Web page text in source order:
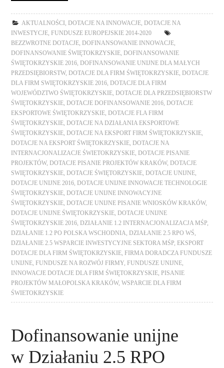
AKTUALNOŚCI ,DOTACJE NA INNOWACJE,DOTACJE NA
INWESTYCJE, FUNDUSZE EUROPEJSKIE 2014-2020
BEZZWROTNE DOTACJE,DOFINANSOWANIE INNOWACJE,
DOFINANSOWANIE ŚWIĘTOKRZYSKIE,DOFINANSOWANIE
ŚWIĘTOKRZYSKIE 2016,DOFINANSOWANIE UNIJNE DLA MAŁYCH
PRZEDSIĘBIORSTW,DOTACJE DLA FIRM ŚWIĘTOKRZYSKIE,DOTACJE
DLA FIRM SWIĘTOKRZYSKIE 2016,DOTACJE DLA FIRM
WOJEWÓDZTWO ŚWIĘTOKRZYSKIE,DOTACJE DLA PRZEDSIĘBIORSTW
ŚWIĘTOKRZYSKIE,DOTACJE DOFINANSOWANIE 2016,DOTACJE
EKSPORTOWE ŚWIĘTOKRZYSKIE,DOTACJE FLA FIRM
ŚWIĘTOKRZYSKIE,DOTACJE NA DZIAŁANIA EKSPORTOWE
ŚWIĘTOKRZYSKIE,DOTACJE NA EKSPORT FIRM ŚWIĘTOKRZYSKIE,
DOTACJE NA EKSPORT ŚWIĘTOKRZYSKIE,DOTACJE NA
INTERNACJONALIZACJE ŚWIETOKRZYSKIE,DOTACJE PISANIE
PROJEKTÓW,DOTACJE PISANIE PROJEKTÓW KRAKÓW,DOTACJE
SWIĘTOKRZYSKIE,DOTACJE ŚWIĘTORZYSKIE,DOTACJE UNIJNE,
DOTACJE UNIJNE 2016,DOTACJE UNIJNE INNOWACJE TECHNOLOGIE
ŚWIĘTOKRZYSKIE,DOTACJE UNIJNE INNOWACYJNE
ŚWIĘTOKRZYSKIE,DOTACJE UNIJNE PISANIE WNIOSKÓW KRAKÓW,
DOTACJE UNIJNE ŚWIĘTOKRZYSKIE,DOTACJE UNIJNE
ŚWIĘTOKRZYSKIE 2016,DZIAŁANIE 1.2 INTERNACJONALIZACJA MŚP,
DZIAŁANIE 1.2 PO POLSKA WSCHODNIA,DZIAŁANIE 2.5 RPO WŚ,
DZIAŁANIE 2.5 WSPARCIE INWESTYCYJNE SEKTORA MŚP,EKSPORT
DOTACJE DLA FIRM ŚWIĘTOKRZYSKIE, FIRMA DORADCZA FUNDUSZE
UNIJNE, FUNDUSZE NA ROZWÓJ FIRMY, FUNDUSZE UNIJNE,
INNOWACJE DOTACJE DLA FIRM ŚWIĘTOKRZYSKIE, PISANIE
PROJEKTÓW MAŁOPOLSKA KRAKÓW, WSPARCIE DLA FIRM
ŚWIETOKRZYSKIE
Dofinansowanie unijne
w Działaniu 2.5 RPO